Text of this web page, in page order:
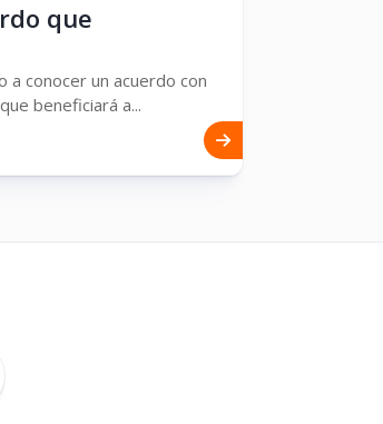
que
a conocer un acuerdo con
beneficiará a...